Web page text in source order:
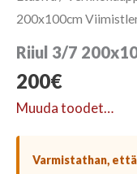
200x100cm
Riiul 3/7
200€
Muuda toodet…
Varmistathan,